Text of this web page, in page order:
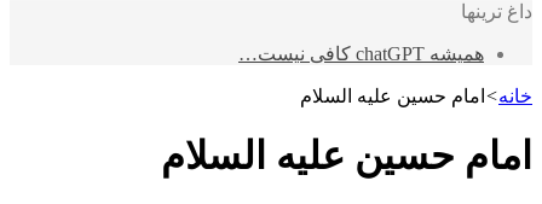
داغ ترینها
همیشه chatGPT کافی نیست…
خانه> امام حسین علیه السلام
امام حسین علیه السلام